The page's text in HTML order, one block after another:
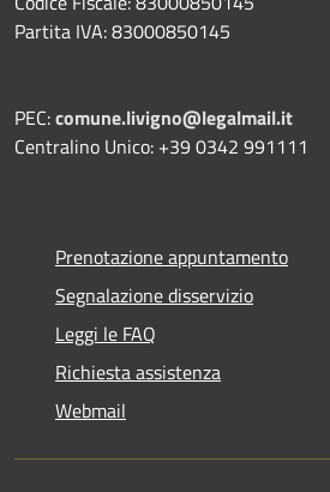
Partita IVA: 83000850145
PEC:comune.livigno@legalmail.it
Centralino Unico: +39 0342 991111
Prenotazione appuntamento
Segnalazione disservizio
Leggi le FAQ
Richiesta assistenza
Webmail